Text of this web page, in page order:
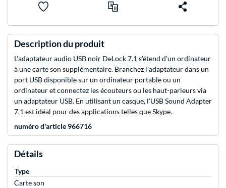
Description du produit
L'adaptateur audio USB noir DeLock 7.1 s'étend d'un ordinateur
à une carte son supplémentaire. Branchez l'adaptateur dans un
port USB disponible sur un ordinateur portable ou un
ordinateur et connectez les écouteurs ou les haut-parleurs via
un adaptateur USB. En utilisant un casque, l'USB Sound Adapter
7.1 est idéal pour des applications telles que Skype.
numéro d'article 966716
Détails
Type
Carte son